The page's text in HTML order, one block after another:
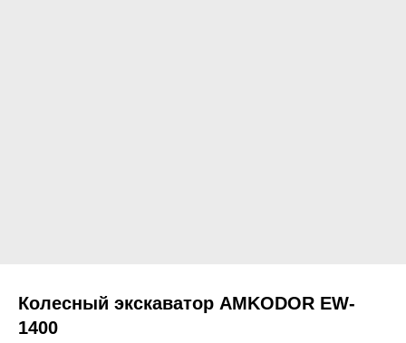
Колесный экскаватор AMKODOR EW-
1400